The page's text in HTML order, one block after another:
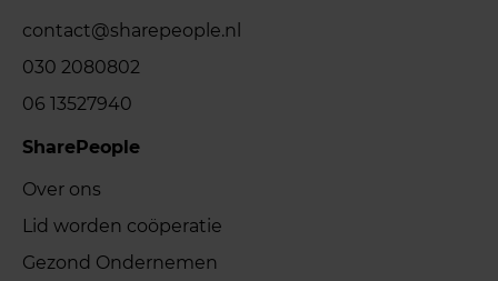
contact@sharepeople.nl
030 2080802
06 13527940
SharePeople
Over ons
Lid worden coöperatie
Gezond Ondernemen